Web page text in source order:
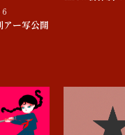
ー写公開